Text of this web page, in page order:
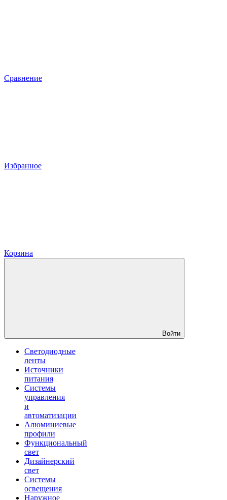
Сравнение
Избранное
Корзина
Войти
Светодиодные
ленты
Источники
питания
Системы
управления
и
автоматизации
Алюминиевые
профили
Функциональный
свет
Дизайнерский
свет
Системы
освещения
Наружное